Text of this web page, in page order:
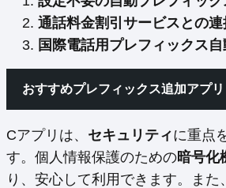
通話料金割引サービスとの連
国際電話用プレフィックス
おすすめプレフィックス追加アプ
Cアプリは、 セキュリティに重点
す。個人情報保護のための暗号化
り、安心して利用できます。また